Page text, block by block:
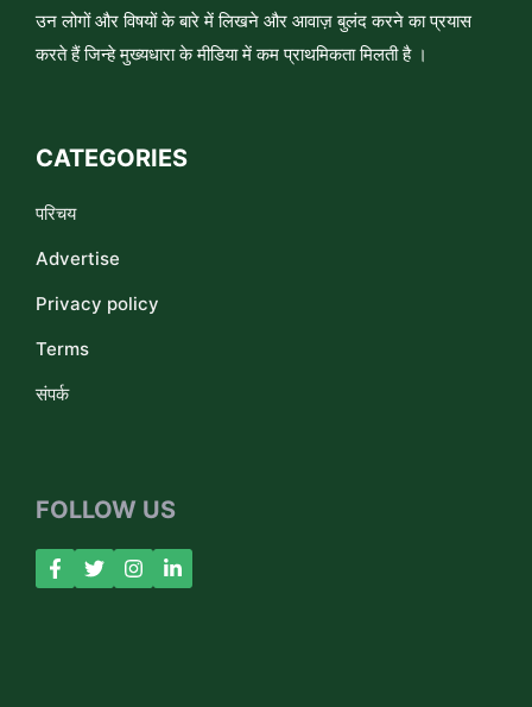
उन लोगों और विषयों के बारे में लिखने और आवाज़ बुलंद करने का प्रयास
करते हैं जिन्हे मुख्यधारा के मीडिया में कम प्राथमिकता मिलती है ।
CATEGORIES
परिचय
Advertise
Privacy policy
Terms
संपर्क
FOLLOW US